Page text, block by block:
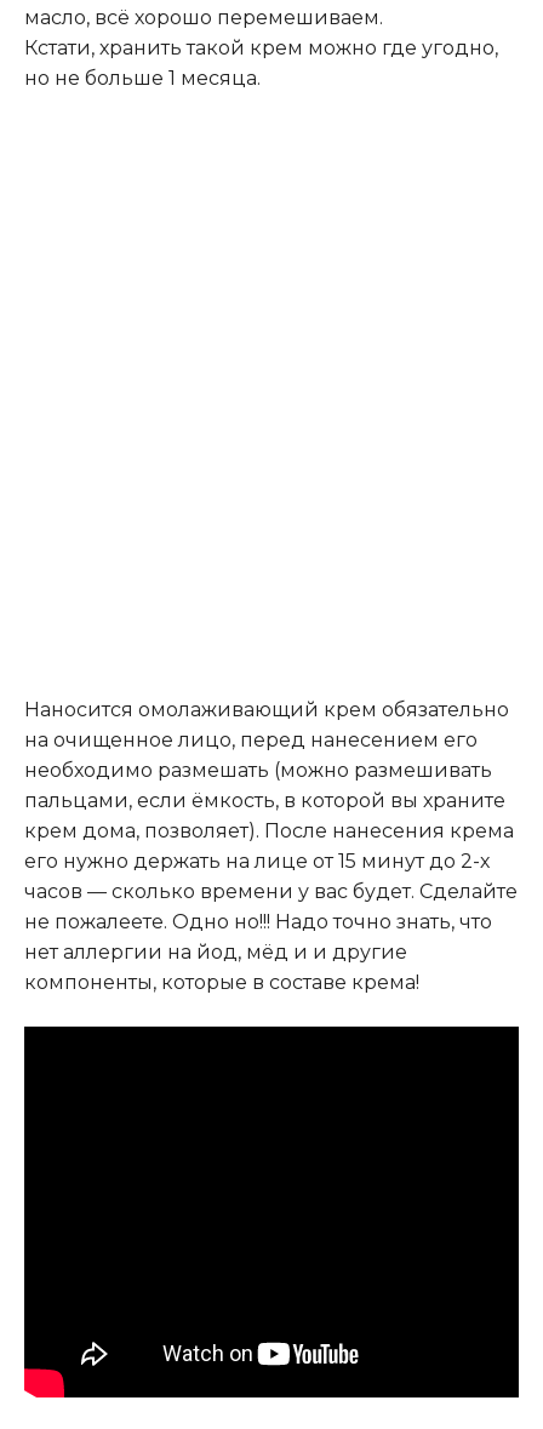
масло, всё хорошо перемешиваем.
Кстати, хранить такой крем можно где угодно,
но не больше 1 месяца.
Наносится омолаживающий крем обязательно
на очищенное лицо, перед нанесением его
необходимо размешать (можно размешивать
пальцами, если ёмкость, в которой вы храните
крем дома, позволяет). После нанесения крема
его нужно держать на лице от 15 минут до 2-х
часов — сколько времени у вас будет. Сделайте
не пожалеете. Одно но!!! Надо точно знать, что
нет аллергии на йод, мёд и и другие
компоненты, которые в составе крема!